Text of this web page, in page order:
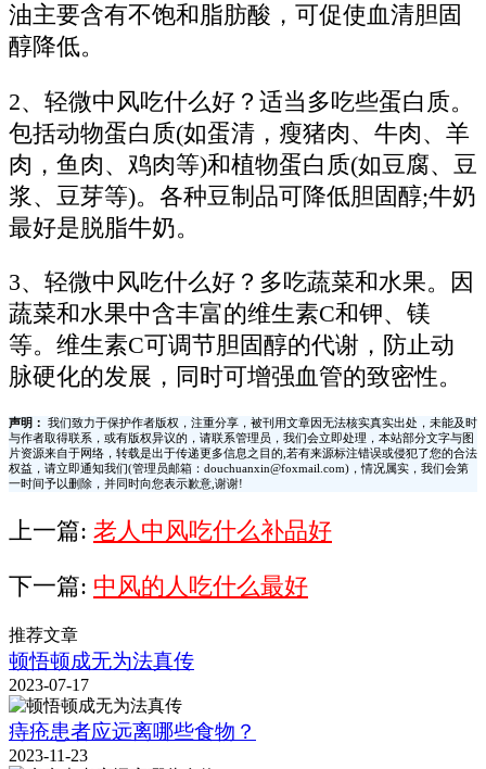
油主要含有不饱和脂肪酸，可促使血清胆固
醇降低。
2、轻微中风吃什么好？适当多吃些蛋白质。
包括动物蛋白质(如蛋清，瘦猪肉、牛肉、羊
肉，鱼肉、鸡肉等)和植物蛋白质(如豆腐、豆
浆、豆芽等)。各种豆制品可降低胆固醇;牛奶
最好是脱脂牛奶。
3、轻微中风吃什么好？多吃蔬菜和水果。因
蔬菜和水果中含丰富的维生素C和钾、镁
等。维生素C可调节胆固醇的代谢，防止动
脉硬化的发展，同时可增强血管的致密性。
声明：
我们致力于保护作者版权，注重分享，被刊用文章因无法核实真实出处，未能及时
与作者取得联系，或有版权异议的，请联系管理员，我们会立即处理，本站部分文字与图
片资源来自于网络，转载是出于传递更多信息之目的,若有来源标注错误或侵犯了您的合法
权益，请立即通知我们(管理员邮箱：douchuanxin@foxmail.com)，情况属实，我们会第
一时间予以删除，并同时向您表示歉意,谢谢!
上一篇: 老人中风吃什么补品好
下一篇: 中风的人吃什么最好
推荐文章
顿悟顿成无为法真传
2023-07-17
痔疮患者应远离哪些食物？
2023-11-23